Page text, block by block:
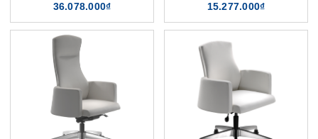
36.078.000₫ 15.277.000₫